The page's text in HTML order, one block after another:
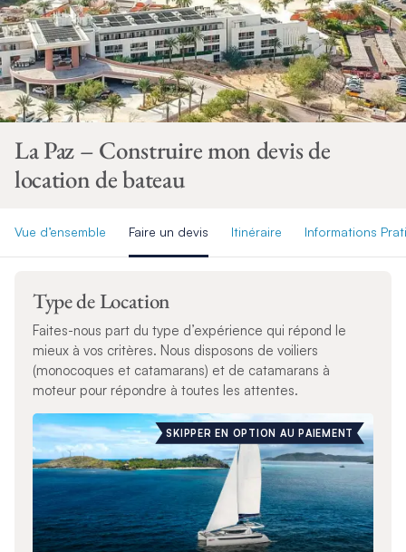
La Paz – Construire mon devis de
location de bateau
Vue d’ensemble Faire un devis Itinéraire Informations
Type de Location
Faites-nous part du type d’expérience qui répond le
mieux à vos critères. Nous disposons de voiliers
(monocoques et catamarans) et de catamarans à
moteur pour répondre à toutes les attentes.
SKIPPER EN OPTION AU PAIEMENT